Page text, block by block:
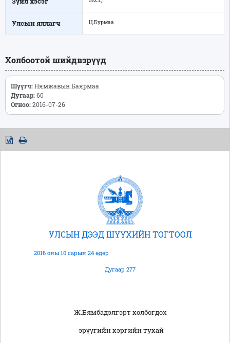
Улсын яллагч Ц.Бурмаа
Холбоотой шийдвэрүүд
Шүүгч:Нямжавын Баярмаа
Дугаар:60
Огноо:2016-07-26
УЛСЫН ДЭЭД ШҮҮХИЙН ТОГТООЛ
2016 оны 10 сарын 24 өдөр
Дугаар 277
Ж.Бямбадэлгэрт холбогдох
эрүүгийн хэргийн тухай